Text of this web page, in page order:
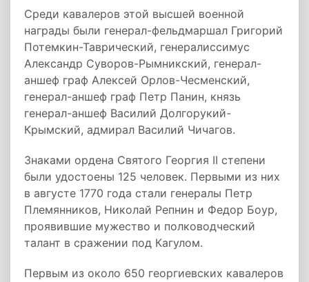
Среди кавалеров этой высшей военной
награды были генерал-фельдмаршал Григорий
Потемкин-Таврический, генералиссимус
Александр Суворов-Рымникский, генерал-
аншеф граф Алексей Орлов-Чесменский,
генерал-аншеф граф Петр Панин, князь
генерал-аншеф Василий Долгорукий-
Крымский, адмирал Василий Чичагов.
Знаками ордена Святого Георгия II степени
были удостоены 125 человек. Первыми из них
в августе 1770 года стали генералы Петр
Племянников, Николай Репнин и Федор Боур,
проявившие мужество и полководческий
талант в сражении под Кагулом.
Первым из около 650 георгиевских кавалеров